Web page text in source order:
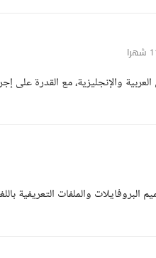
والإنجليزية، مع القدرة على
والملفات التعريفية